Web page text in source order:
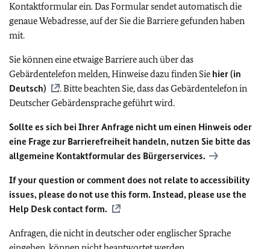
Kontaktformular ein. Das Formular sendet automatisch die
genaue Webadresse, auf der Sie die Barriere gefunden haben
mit.
Sie können eine etwaige Barriere auch über das
Gebärdentelefon melden, Hinweise dazu finden Sie hier (in
Deutsch)
. Bitte beachten Sie, dass das Gebärdentelefon in
Deutscher Gebärdensprache geführt wird.
Sollte es sich bei Ihrer Anfrage nicht um einen Hinweis oder
eine Frage zur Barrierefreiheit handeln, nutzen Sie bitte das
allgemeine Kontaktformular des Bürgerservices.
If your question or comment does not relate to accessibility
issues, please do not use this form. Instead, please use the
Help Desk contact form.
Anfragen, die nicht in deutscher oder englischer Sprache